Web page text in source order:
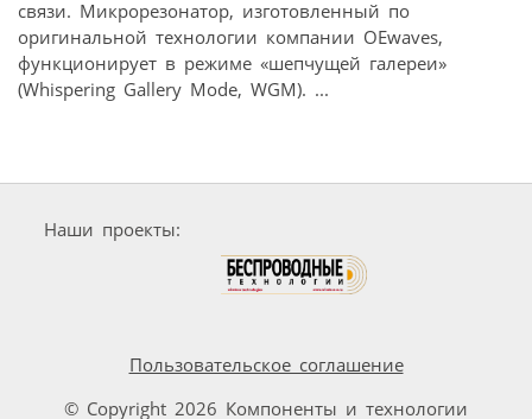
связи. Микрорезонатор, изготовленный по
оригинальной технологии компании OEwaves,
функционирует в режиме «шепчущей галереи»
(Whispering Gallery Mode, WGM). ...
Наши проекты:
Пользовательское соглашение
© Copyright 2026 Компоненты и технологии